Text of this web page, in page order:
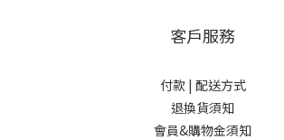
客戶服務
付款 | 配送方式
退換貨須知
會員&購物金須知